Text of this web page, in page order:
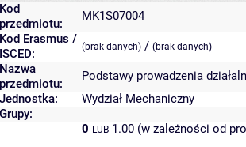
Kod
przedmiotu:
MK1S07004
Kod Erasmus /
ISCED:
(brak danych) / (brak danych)
Nazwa
przedmiotu:
Podstawy prowadzenia
Jednostka:
Wydział Mechaniczny
Grupy:
0 LUB 1.00 (w zależności od